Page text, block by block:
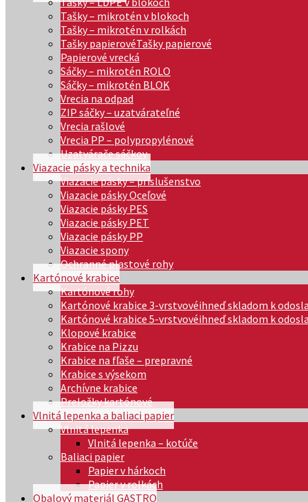
Tašky – mikrotén v blokoch
Tašky – mikrotén v rolkách
Tašky papierovéTašky papierové
Papierové vrecká
Sáčky – mikrotén ROLO
Sáčky – mikrotén BLOK
Vrecia na odpad
ZIP sáčky – uzatvárateľné
Vrecia rašlové
Vrecia PP – polypropylénové
Uzatvárače sáčkov
Viazacie pásky a technika
Viazacie pásky – príslušenstvo
Viazacie pásky Oceľové
Viazacie pásky PES
Viazacie pásky PET
Viazacie pásky PP
Viazacie spony
Ochranné plastové rohy
Kartónové krabice
Kartónové rohy
Kartónové krabice 3-vrstvovéihneď skladom k
Kartónové krabice 5-vrstvovéihneď skladom k
Klopové krabice
Krabice na Pizzu
Krabice na fľaše – prepravné
Krabice s výsekom
Archívne krabice
Preložky kartónové
Vlnitá lepenka a baliaci papier
Vlnitá lepenka
Vlnitá lepenka – kotúče
Baliaci papier
Papier v hárkoch
Papier v rolkách
Obalový materiál GASTRO